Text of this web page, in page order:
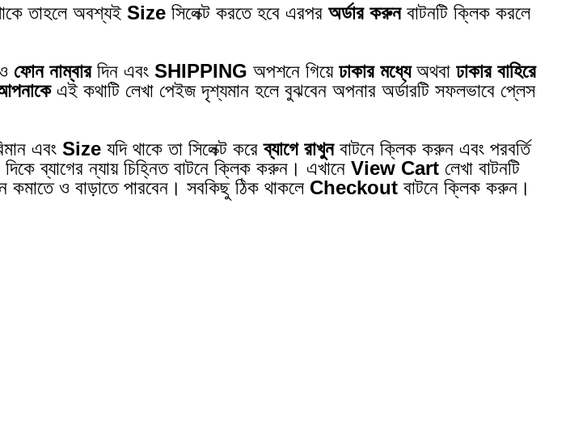
তাহলে অবশ্যইSize সিলেক্ট করতে হবে এরপরঅর্ডার করুনবাটনটি ক্লিক করলে
ফোন নাম্বারদিন এবংSHIPPING অপশনে গিয়েঢাকার মধ্যেঅথবাঢাকার বাহিরে
এই কথাটি লেখা পেইজ দৃশ্যমান হলে বুঝবেন অপনার অর্ডারটি সফলভাবে প্লেস
এবংSize যদি থাকে তা সিলেক্ট করেব্যাগে রাখুনবাটনে ক্লিক করুন এবং পরবর্তি
ব্যাগের ন্যায় চিহ্নিত বাটনে ক্লিক করুন। এখানেView Cart লেখা বাটনটি
কমাতে ও বাড়াতে পারবেন। সবকিছু ঠিক থাকলে Checkout বাটনে ক্লিক করুন।